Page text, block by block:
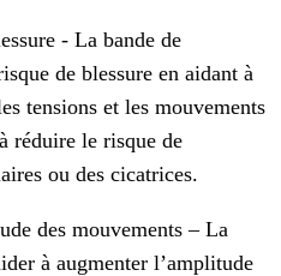
- La bande de
de blessure en aidant à
tensions et les mouvements
réduire le risque de
ou des cicatrices.
des mouvements – La
à augmenter l’amplitude